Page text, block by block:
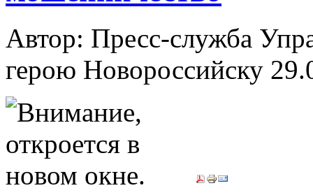
Автор: Пресс-служба
герою Новороссийску